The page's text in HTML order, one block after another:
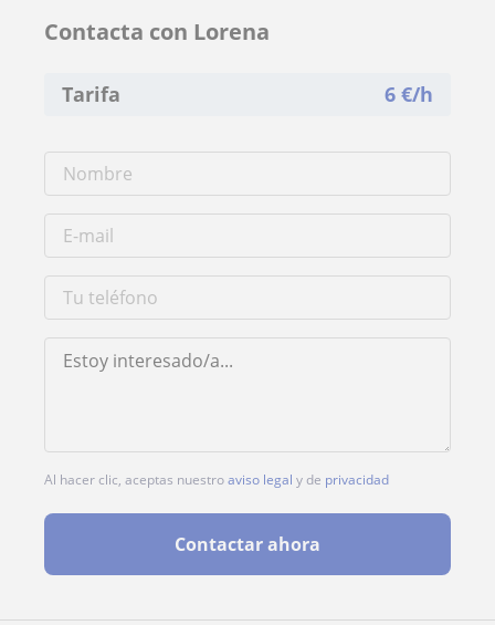
Contacta con Lorena
Tarifa 6 €/h
Al hacer clic, aceptas nuestroaviso legal y de privacidad
Contactar ahora